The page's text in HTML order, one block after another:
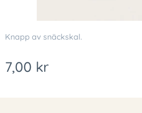
Knapp av snäckskal.
7,00 kr